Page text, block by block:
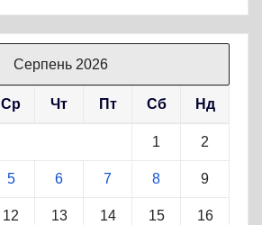
Серпень 2026
Ср Чт Пт Сб Нд
1 2
5 6 7 8 9
12 13 14 15 16